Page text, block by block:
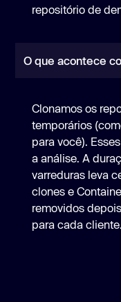
repositório de
O que acontece
Clonamos os
temporários
para você).
a análise. A
varreduras leva
clones e
removidos
para cada cliente.